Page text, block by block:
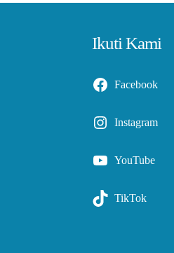
Ikuti Kami
Facebook
Instagram
YouTube
TikTok